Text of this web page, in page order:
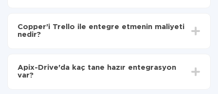
aktarılacaktır.
olarak, 10-15 dakika sürer.
Copper'i Trello ile entegre etmenin maliyeti
nedir?
Hizmetimiz aracılığıyla yalnızca bir sisteminizden
diğerine aktarılan veri miktarı için ödeme yaparsınız.
Apix-Drive'da kaç tane hazır entegrasyon
var?